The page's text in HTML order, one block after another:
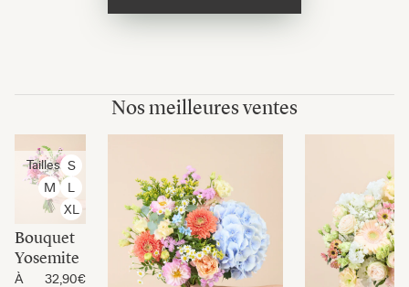
Nos meilleures ventes
Tailles S
M
L
XL
Bouquet
Yosemite
À
32,90€